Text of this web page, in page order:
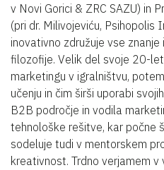
v Novi Gorici & ZRC SAZU) in
(pri dr. Milivojeviću, Psihopolis
inovativno združuje vse
filozofije. Velik del svoje 20-
marketingu v igralništvu,
učenju in čim širši uporabi
B2B področje in vodila
tehnološke rešitve, kar počne
sodeluje tudi v mentorskem
kreativnost. Trdno verjamem